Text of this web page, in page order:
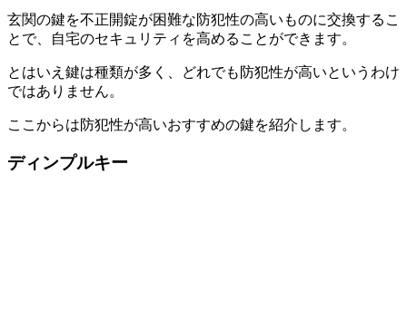
玄関の鍵を不正開錠が困難な防犯性の高いものに交換するこ
とで、自宅のセキュリティを高めることができます。
とはいえ鍵は種類が多く、どれでも防犯性が高いというわけ
ではありません。
ここからは防犯性が高いおすすめの鍵を紹介します。
ディンプルキー